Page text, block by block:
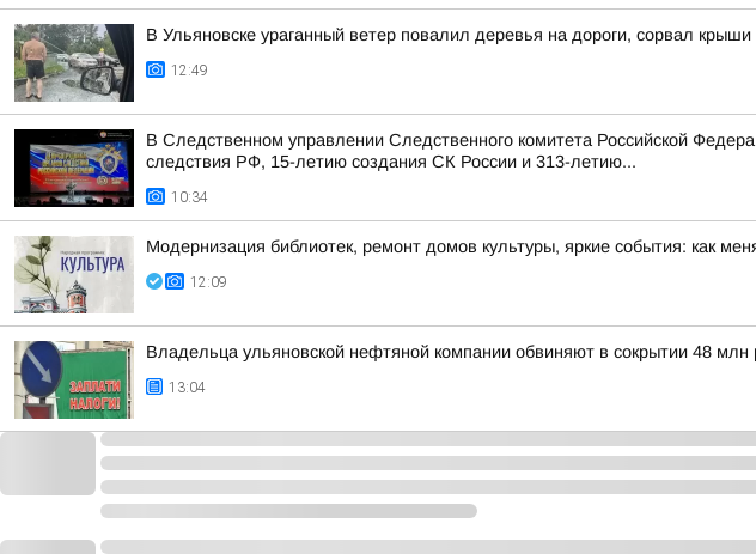
В Ульяновске ураганный ветер повалил деревья на дороги, сорвал
12:49
В Следственном управлении Следственного комитета Российской
следствия РФ, 15-летию создания СК России и 313-летию...
10:34
Модернизация библиотек, ремонт домов культуры, яркие события: как
12:09
Владельца ульяновской нефтяной компании обвиняют в сокрытии 48 млн
13:04